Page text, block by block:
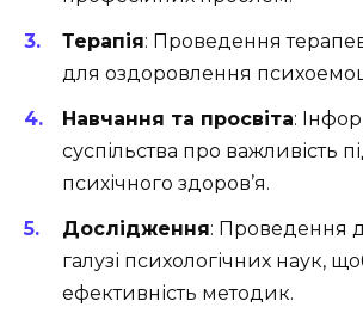
Терапія: Проведення
для оздоровлення
Навчання та просвіта:
суспільства про важливість
психічного здоров’я.
Дослідження: Проведення
галузі психологічних наук,
ефективність методик.